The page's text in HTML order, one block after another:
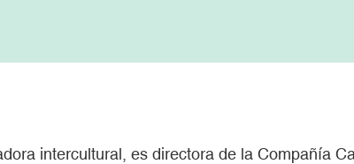
intercultural, es directora de la Compañía